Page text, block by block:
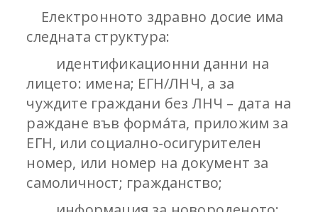
Електронното здравно досие има
следната структура:
идентификационни данни на
лицето: имена; ЕГН/ЛНЧ, а за
чуждите граждани без ЛНЧ – дата на
раждане във формáта, приложим за
ЕГН, или социално-осигурителен
номер, или номер на документ за
самоличност; гражданство;